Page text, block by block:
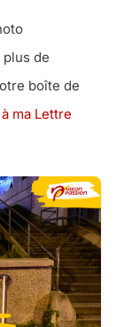
de
boîte de
ma Lettre